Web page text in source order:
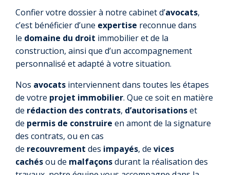
Confier votre dossier à notre cabinet d’avocats,
c’est bénéficier d’une expertise reconnue dans
le domaine du droit immobilier et de la
construction, ainsi que d’un accompagnement
personnalisé et adapté à votre situation.
Nos avocats interviennent dans toutes les étapes
de votre projet immobilier. Que ce soit en matière
de rédaction des contrats, d’autorisationset
de permis de construire en amont de la signature
des contrats, ou en cas
de recouvrement des impayés, de vices
cachésou de malfaçonsdurant la réalisation des